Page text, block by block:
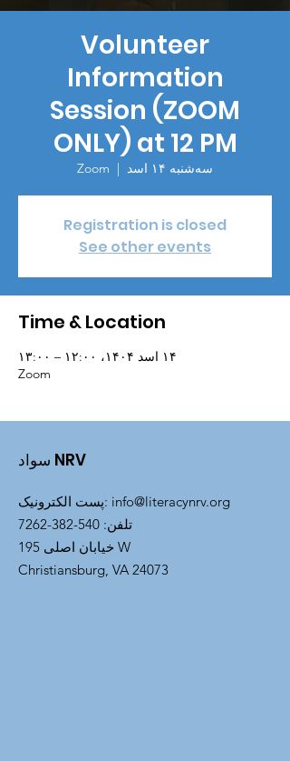
Volunteer
Information
Session (ZOOM
ONLY) at 12 PM
سه‌شنبه ۱۴ اسد
  |
Zoom
Registration is closed
See other events
Time & Location
۱۴ اسد ۱۴۰۴، ۱۲:۰۰ – ۱۳:۰۰
Zoom
سواد NRV
پست الکترونیک: info@literacynrv.org
تلفن:
540-382-7262
خیابان اصلی 195 W
Christiansburg, VA 24073